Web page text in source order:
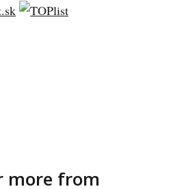
more from